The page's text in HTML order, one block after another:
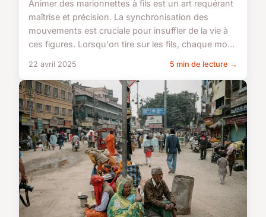
Animer des marionnettes à fils est un art requérant
maîtrise et précision. La synchronisation des
mouvements est cruciale pour insuffler de la vie à
ces figures. Lorsqu'on tire sur les fils, chaque mo...
22 avril 2025 5 min de lecture →